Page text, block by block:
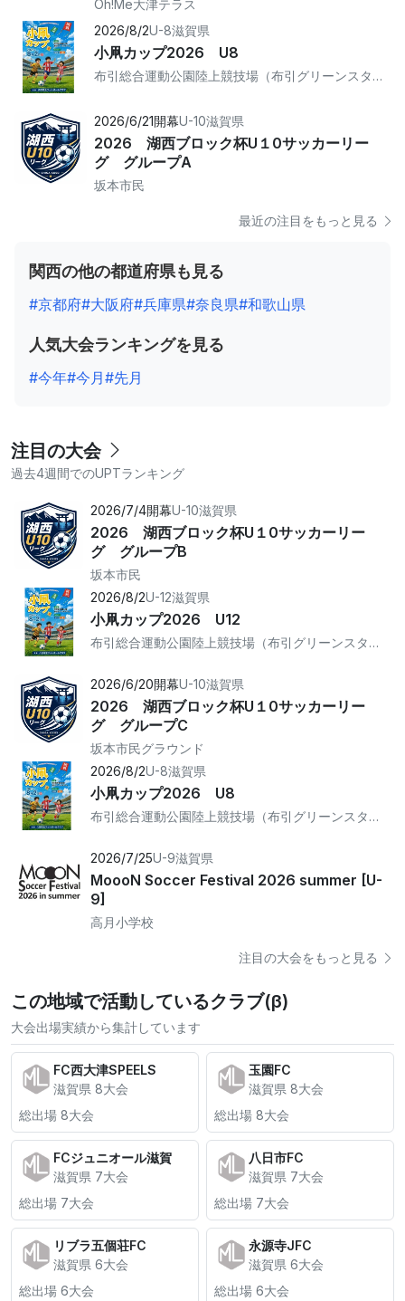
Oh!Me大津テラス
2026/8/2U-8滋賀県
小凧カップ2026 U8
布引総合運動公園陸上競技場（布引グリーンスタジアム）
2026/6/21開幕U-10滋賀県
2026 湖西ブロック杯U１0サッカーリー
グ グループA
坂本市民
最近の注目をもっと見る
関西の他の都道府県も見る
#京都府#大阪府#兵庫県#奈良県#和歌山県
人気大会ランキングを見る
#今年#今月#先月
注目の大会
過去4週間でのUPTランキング
2026/7/4開幕U-10滋賀県
2026 湖西ブロック杯U１0サッカーリー
グ グループB
坂本市民
2026/8/2U-12滋賀県
小凧カップ2026 U12
布引総合運動公園陸上競技場（布引グリーンスタジアム）
2026/6/20開幕U-10滋賀県
2026 湖西ブロック杯U１0サッカーリー
グ グループC
坂本市民グラウンド
2026/8/2U-8滋賀県
小凧カップ2026 U8
布引総合運動公園陸上競技場（布引グリーンスタジアム）
2026/7/25U-9滋賀県
MoooN Soccer Festival 2026 summer [U-
9]
高月小学校
注目の大会をもっと見る
この地域で活動しているクラブ(β)
大会出場実績から集計しています
FC西大津SPEELS
滋賀県 8大会
総出場 8大会
玉園FC
滋賀県 8大会
総出場 8大会
FCジュニオール滋賀
滋賀県 7大会
総出場 7大会
八日市FC
滋賀県 7大会
総出場 7大会
リブラ五個荘FC
滋賀県 6大会
総出場 6大会
永源寺JFC
滋賀県 6大会
総出場 6大会